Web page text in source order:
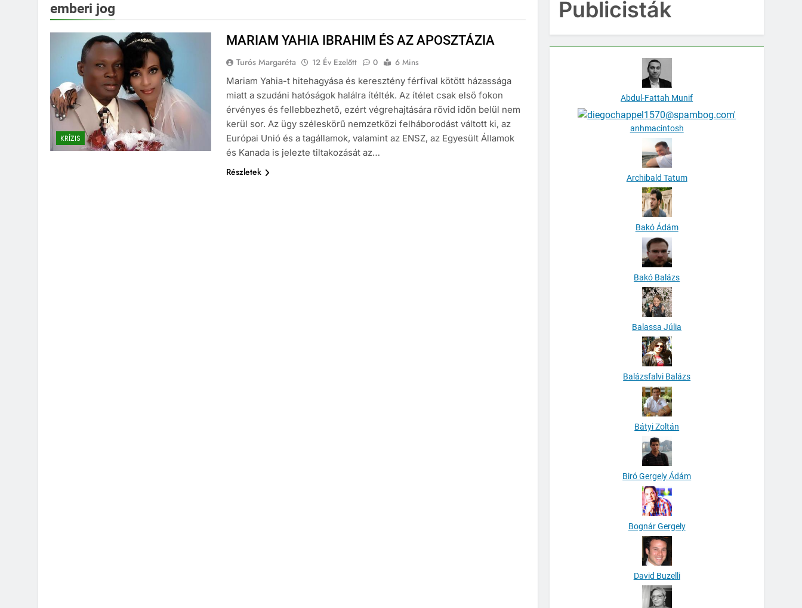
emberi jog
KRÍZIS
MARIAM YAHIA IBRAHIM ÉS AZ APOSZTÁZIA
Turós Margaréta 12 Év Ezelőtt 0
6 Mins
Mariam Yahia-t hitehagyása és keresztény férfival kötött házassága
miatt a szudáni hatóságok halálra ítélték. Az ítélet csak első fokon
érvényes és fellebbezhető, ezért végrehajtására rövid időn belül nem
kerül sor. Az ügy széleskörű nemzetközi felháborodást váltott ki, az
Európai Unió és a tagállamok, valamint az ENSZ, az Egyesült Államok
és Kanada is jelezte tiltakozását az…
Részletek
Publicisták
Abdul-Fattah Munif
anhmacintosh
Archibald Tatum
Bakó Ádám
Bakó Balázs
Balassa Júlia
Balázsfalvi Balázs
Bátyi Zoltán
Biró Gergely Ádám
Bognár Gergely
David Buzelli